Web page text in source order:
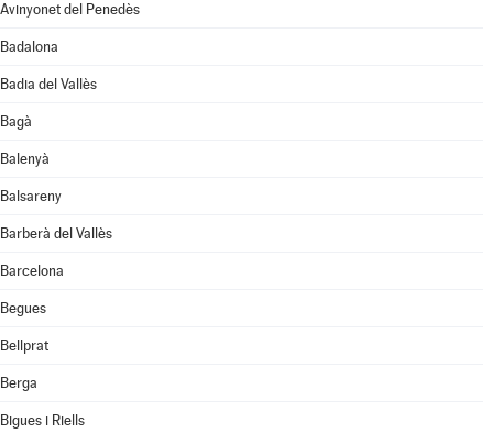
Avinyonet del Penedès
Badalona
Badia del Vallès
Bagà
Balenyà
Balsareny
Barberà del Vallès
Barcelona
Begues
Bellprat
Berga
Bigues i Riells